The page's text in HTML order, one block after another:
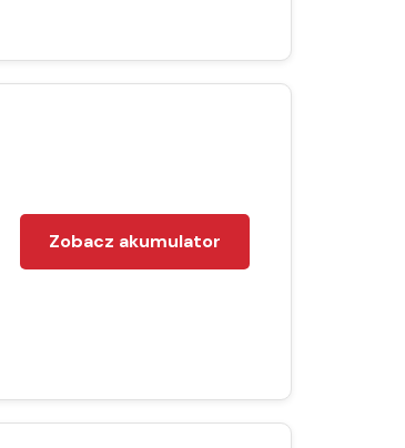
Zobacz akumulator